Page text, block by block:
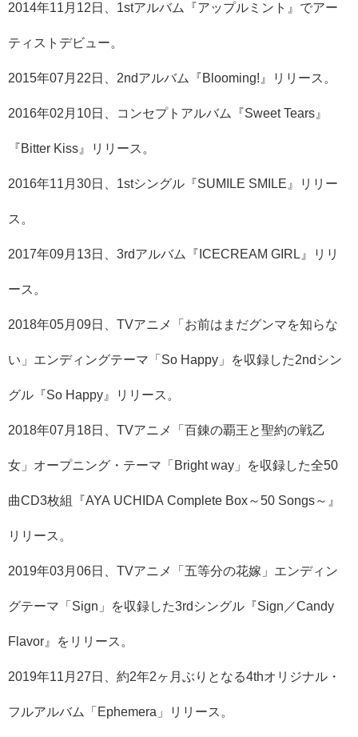
2014年11月12日、1stアルバム『アップルミント』でアー
ティストデビュー。
2015年07月22日、2ndアルバム『Blooming!』リリース。
2016年02月10日、コンセプトアルバム『Sweet Tears』
『Bitter Kiss』リリース。
2016年11月30日、1stシングル『SUMILE SMILE』リリー
ス。
2017年09月13日、3rdアルバム『ICECREAM GIRL』リリ
ース。
2018年05月09日、TVアニメ「お前はまだグンマを知らな
い」エンディングテーマ「So Happy」を収録した2ndシン
グル『So Happy』リリース。
2018年07月18日、TVアニメ「百錬の覇王と聖約の戦乙
女」オープニング・テーマ「Bright way」を収録した全50
曲CD3枚組『AYA UCHIDA Complete Box～50 Songs～』
リリース。
2019年03月06日、TVアニメ「五等分の花嫁」エンディン
グテーマ「Sign」を収録した3rdシングル『Sign／Candy
Flavor』をリリース。
2019年11月27日、約2年2ヶ月ぶりとなる4thオリジナル・
フルアルバム「Ephemera」リリース。